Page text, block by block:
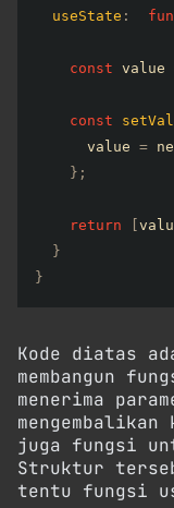
useState :
const value
const
      value
=
} ;
return
}
}
Kode diatas
membangun
menerima
juga fungsi
Struktur
tentu fungsi